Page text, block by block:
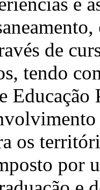
de
tendo
Educação
os
por